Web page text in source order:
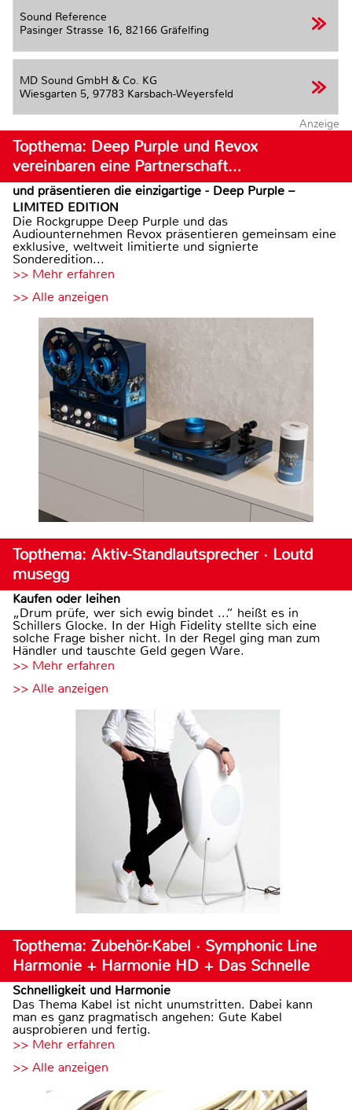
Sound Reference
Pasinger Strasse 16, 82166 Gräfelfing
MD Sound GmbH & Co. KG
Wiesgarten 5, 97783 Karsbach-Weyersfeld
Anzeige
Topthema: Deep Purple und Revox
vereinbaren eine Partnerschaft…
und präsentieren die einzigartige - Deep Purple –
LIMITED EDITION
Die Rockgruppe Deep Purple und das
Audiounternehmen Revox präsentieren gemeinsam eine
exklusive, weltweit limitierte und signierte
Sonderedition...
>> Mehr erfahren
>> Alle anzeigen
Topthema: Aktiv-Standlautsprecher · Loutd
musegg
Kaufen oder leihen
„Drum prüfe, wer sich ewig bindet ...“ heißt es in
Schillers Glocke. In der High Fidelity stellte sich eine
solche Frage bisher nicht. In der Regel ging man zum
Händler und tauschte Geld gegen Ware.
>> Mehr erfahren
>> Alle anzeigen
Topthema: Zubehör-Kabel · Symphonic Line
Harmonie + Harmonie HD + Das Schnelle
Schnelligkeit und Harmonie
Das Thema Kabel ist nicht unumstritten. Dabei kann
man es ganz pragmatisch angehen: Gute Kabel
ausprobieren und fertig.
>> Mehr erfahren
>> Alle anzeigen